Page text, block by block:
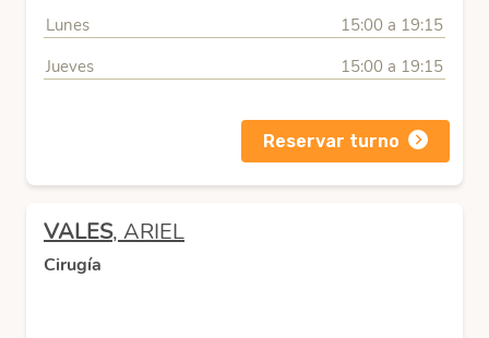
Lunes
15:00 a 19:15
Jueves
15:00 a 19:15
Reservar turno
VALES, ARIEL
Cirugía